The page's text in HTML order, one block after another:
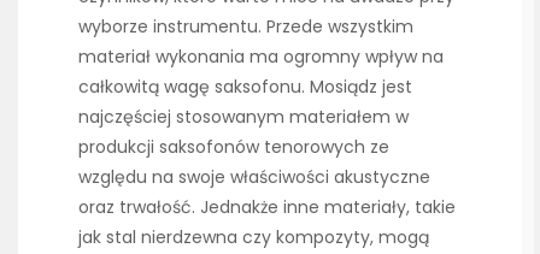
wyborze instrumentu. Przede wszystkim
materiał wykonania ma ogromny wpływ na
całkowitą wagę saksofonu. Mosiądz jest
najczęściej stosowanym materiałem w
produkcji saksofonów tenorowych ze
względu na swoje właściwości akustyczne
oraz trwałość. Jednakże inne materiały, takie
jak stal nierdzewna czy kompozyty, mogą